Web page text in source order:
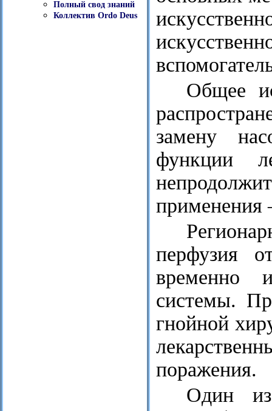
Полный свод знаний
Коллектив Ordo Deus
Общее
замену
функции
применения
перфузия
временно
системы.
гнойной
поражения.
Один из